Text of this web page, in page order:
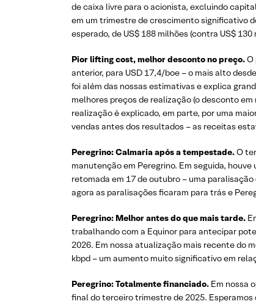
de caixa livre para o acionista, excluindo
em um trimestre de crescimento significativo
esperado, de US$ 188 milhões (contra US$
Pior lifting cost, melhor desconto no preço.O
anterior, para USD 17,4/boe – o mais alto
foi além das nossas estimativas e explica
melhores preços de realização (o desconto
realização é explicado, em parte, por uma
vendas antes dos resultados – as receitas
Peregrino: Calmaria após a tempestade.O
manutenção em Peregrino. Em seguida,
retomada em 17 de outubro – uma
agora as paralisações ficaram para trás e
Peregrino: Melhor antes do que mais tarde.
trabalhando com a Equinor para antecipar
2026. Em nossa atualização mais recente do
kbpd – um aumento muito significativo em
Peregrino: Totalmente financiado. Em nossa
final do terceiro trimestre de 2025. Esperamos